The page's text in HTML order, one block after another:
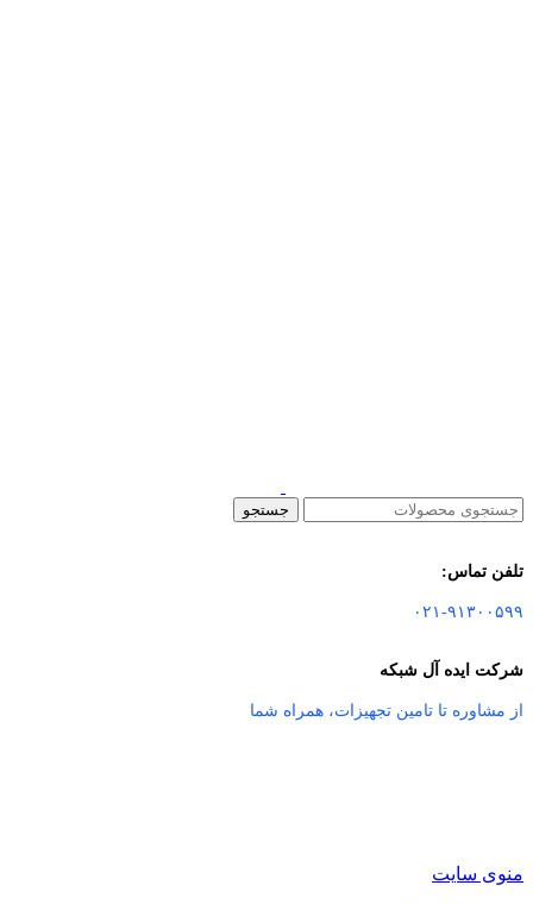
جستجو
تلفن تماس:
۰۲۱-۹۱۳۰۰۵۹۹
شرکت ایده آل شبکه
از مشاوره تا تامین تجهیزات، همراه شما
منوی سایت